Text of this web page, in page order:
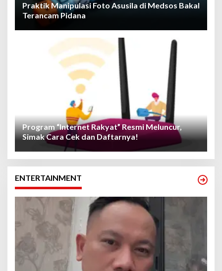
Praktik Manipulasi Foto Asusila di Medsos Bakal
Terancam Pidana
Program “Internet Rakyat” Resmi Meluncur,
Simak Cara Cek dan Daftarnya!
ENTERTAINMENT